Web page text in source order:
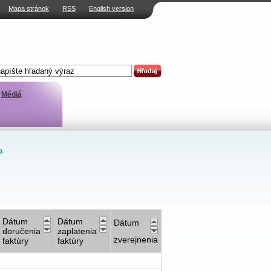
Mapa stránok RSS English version
Médiá
Dátum
doručenia
faktúry
Dátum
zaplatenia
faktúry
Dátum
zverejnenia